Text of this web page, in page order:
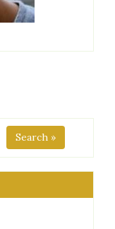
Search »